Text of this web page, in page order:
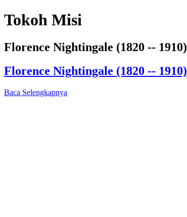
Tokoh Misi
Florence Nightingale (1820 -- 1910)
Florence Nightingale (1820 -- 1910)
Baca Selengkapnya